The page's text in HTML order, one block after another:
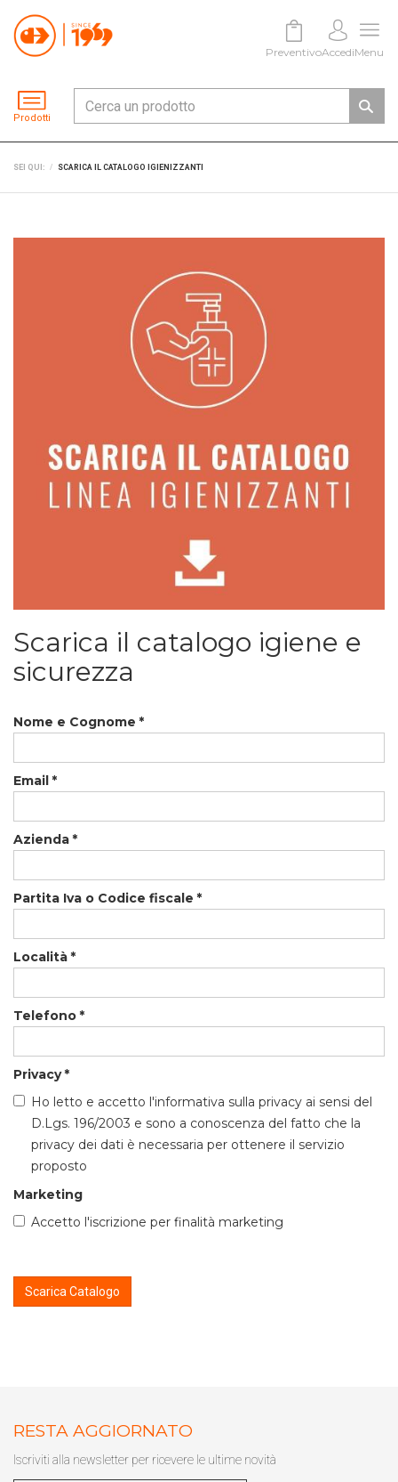
Prodotti
PreventivoAccediMenu
SEI QUI: SCARICA IL CATALOGO IGIENIZZANTI
Scarica il catalogo igiene e
sicurezza
Nome e Cognome *
Email *
Azienda *
Partita Iva o Codice fiscale *
Località *
Telefono *
Privacy *
Ho letto e accetto l'informativa sulla privacy ai sensi del
D.Lgs. 196/2003 e sono a conoscenza del fatto che la
privacy dei dati è necessaria per ottenere il servizio
proposto
Marketing
Accetto l'iscrizione per finalità marketing
Scarica Catalogo
RESTA AGGIORNATO
Iscriviti alla newsletter per ricevere le ultime novità